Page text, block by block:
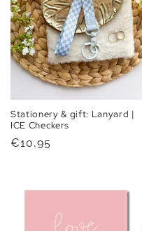
Stationery & gift: Lanyard |
ICE Checkers
Normale
€10,95